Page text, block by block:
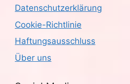
Datenschutzerklärung
Cookie-Richtlinie
Haftungsausschluss
Über uns